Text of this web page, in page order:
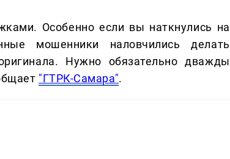
Особенно если вы наткнулись на
мошенники наловчились делать
Нужно обязательно дважды
"ГТРК-Самара".